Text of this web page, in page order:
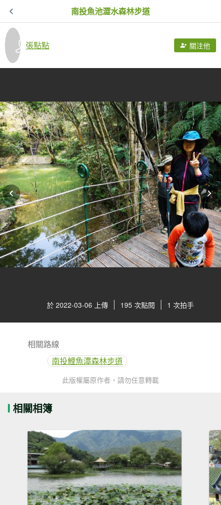
南投魚池澀水森林步道
張點點 關注他
於 2022-03-06 上傳 195 次點閱 1 次拍手
相關路線
南投鯉魚潭森林步道
此版權屬原作者，請勿任意轉載
相關相簿